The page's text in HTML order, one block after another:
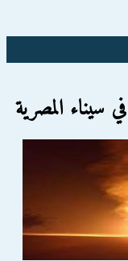
سيناء المصرية